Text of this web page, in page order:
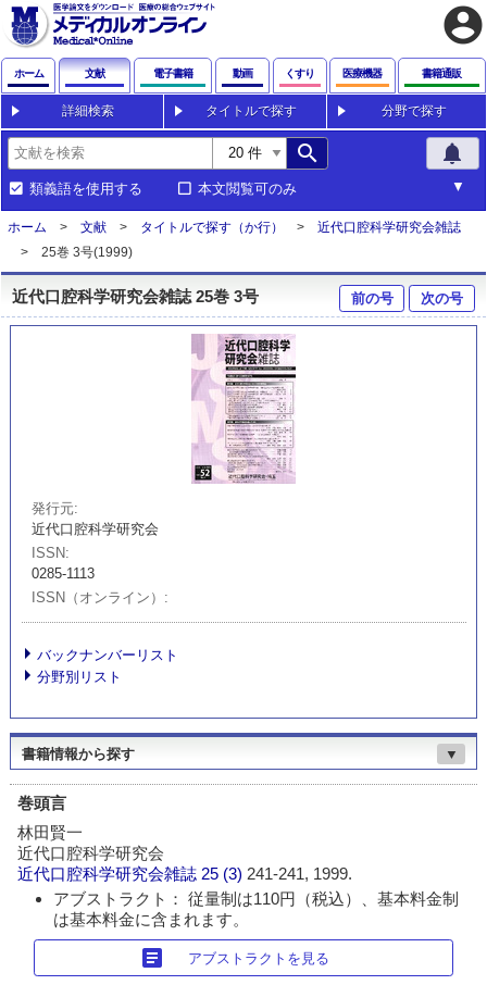
account_circle
ホーム 文献 電子書籍 動画 くすり 医療機器 書籍通販
詳細検索 タイトルで探す 分野で探す
search notifications
類義語を使用する 本文閲覧可のみ
ホーム 文献 タイトルで探す（か行）
近代口腔科学研究会雑誌
25巻 3号(1999)
近代口腔科学研究会雑誌 25巻 3号 前の号 次の号
発行元
近代口腔科学研究会
ISSN
0285-1113
ISSN（オンライン）
バックナンバーリスト
分野別リスト
書籍情報から探す ▼
巻頭言
林田賢一
近代口腔科学研究会
近代口腔科学研究会雑誌 25 (3) 241-241, 1999.
アブストラクト： 従量制は110円（税込）、基本料金制
は基本料金に含まれます。
article アブストラクトを見る